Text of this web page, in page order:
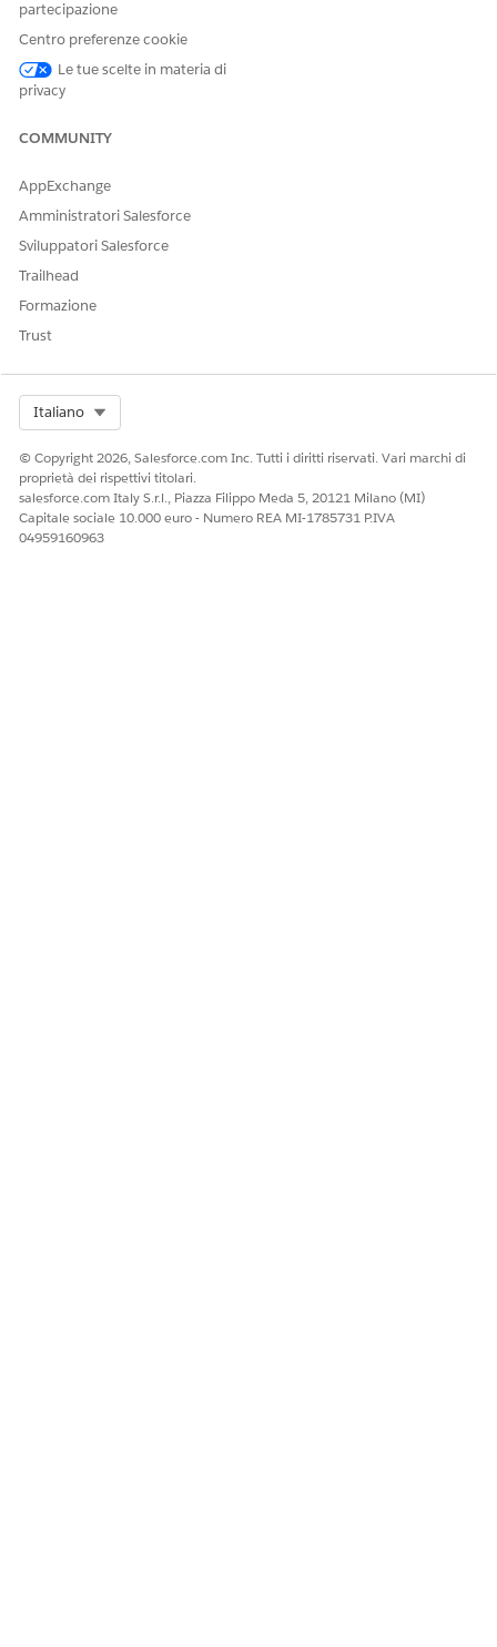
Immettere i dettagli e salvare le modifiche.
partecipazione
Centro preferenze cookie
Le tue scelte in materia di
privacy
COMMUNITY
AppExchange
Amministratori Salesforce
Sviluppatori Salesforce
Trailhead
Formazione
Trust
Italiano
© Copyright 2026, Salesforce.com Inc. Tutti i diritti riservati. Vari marchi di
proprietà dei rispettivi titolari.
salesforce.com Italy S.r.l., Piazza Filippo Meda 5, 20121 Milano (MI)
Capitale sociale 10.000 euro - Numero REA MI-1785731 P.IVA
04959160963